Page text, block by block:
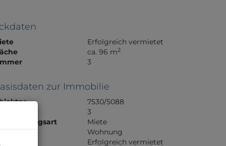
Erfolgreich vermietet
ca. 96 m2
3
zur Immobilie
7530/5088
3
Miete
Wohnung
Erfolgreich vermietet